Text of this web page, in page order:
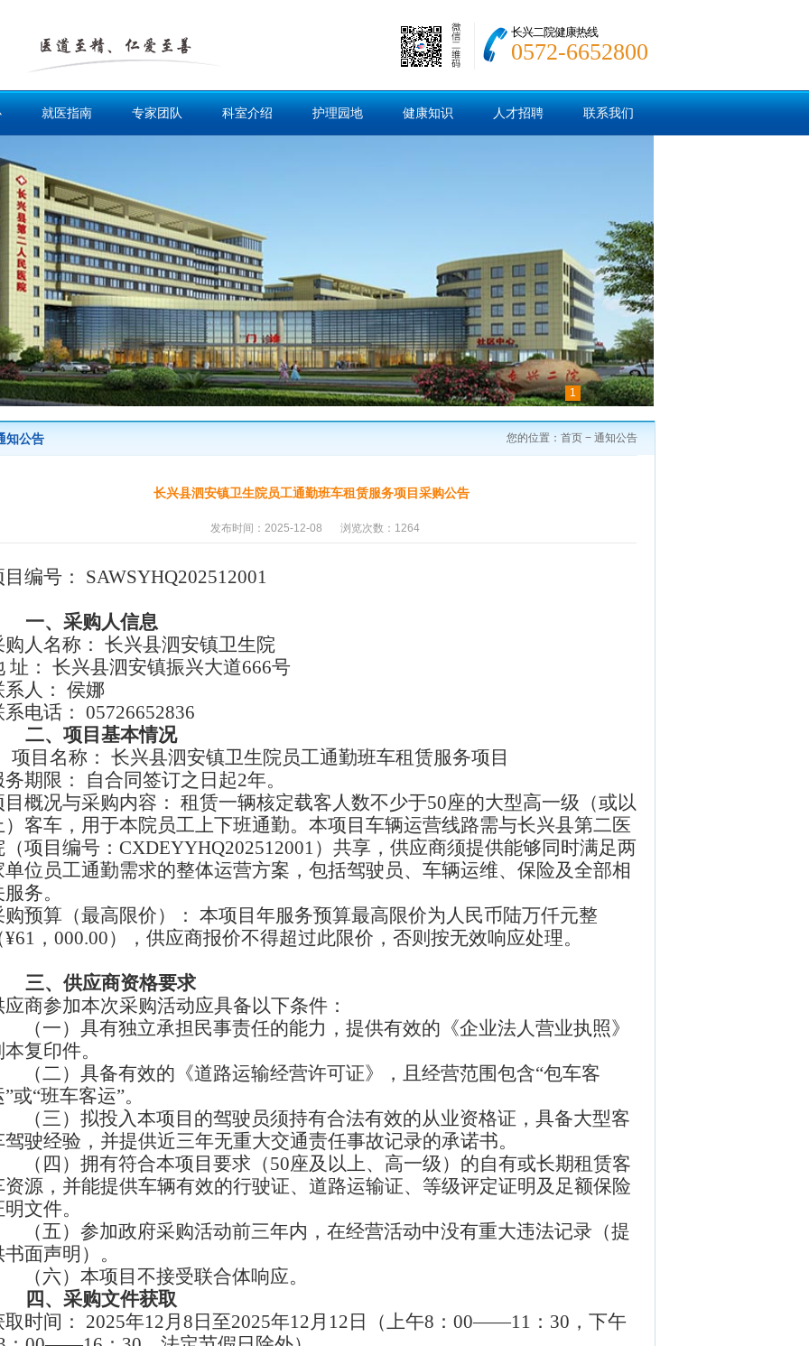
长兴二院健康热线
0572-6652800
就医指南 专家团队 科室介绍 护理园地 健康知识 人才招聘 联系我们
1
知公告 您的位置： 首页 − 通知公告
长兴县泗安镇卫生院员工通勤班车租赁服务项目采购公告
发布时间：2025-12-08 浏览次数：1264
编号： SAWSYHQ202512001
一、 采购人信息
购人名称： 长兴县泗安镇卫生院
址： 长兴县泗安镇振兴大道666号
人： 侯娜
电话： 05726652836
二、 项目基本情况
项目名称： 长兴县泗安镇卫生院员工通勤班车租赁服务项目
期限：
自合同签订之日起2年。
目概况与采购内容 ： 租赁一辆核定载客人数不少于50座的大型高一级（或以
）客车，用于本院员工上下班通勤。本项目车辆运营线路需与长兴县第二医
（项目编号： CXDEYYHQ202512001）共享，供应商须提供能够同时满足两
单位员工通勤需求的整体运营方案，包括驾驶员、车辆运维、保险及全部相
务。
购预算（最高限价）
： 本项目年服务预算最高限价为人民币陆万仟元整
¥61 ， 000.00），供应商报价不得超过此限价，否则按无效响应处理。
三、 供应商资格要求
应商参加本次采购活动应具备以下条件：
（一）具有独立承担民事责任的能力，提供有效的《企业法人营业执照》
复印件。
（二）具备有效的《道路运输经营许可证》，且经营范围包含“包车客
”或“班车客运”。
（三）拟投入本项目的驾驶员须持有合法有效的从业资格证，具备大型客
驾驶经验，并提供近三年无重大交通责任事故记录的承诺书。
（四）拥有符合本项目要求（50座及以上、高一级）的自有或长期租赁客
资源，并能提供车辆有效的行驶证、道路运输证、等级评定证明及足额保险
文件。
（五）参加政府采购活动前三年内，在经营活动中没有重大违法记录（提
书面声明）。
（六）本项目不接受联合体响应。
四、 采购文件获取
时间：
2025年12月 8 日至2025年12月 12 日（上午8 ： 00——11 ： 30 ，下午